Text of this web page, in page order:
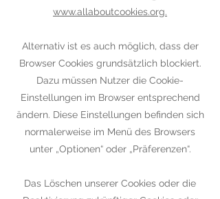
www.allaboutcookies.org.
Alternativ ist es auch möglich, dass der
Browser Cookies grundsätzlich blockiert.
Dazu müssen Nutzer die Cookie-
Einstellungen im Browser entsprechend
ändern. Diese Einstellungen befinden sich
normalerweise im Menü des Browsers
unter „Optionen“ oder „Präferenzen“.
Das Löschen unserer Cookies oder die